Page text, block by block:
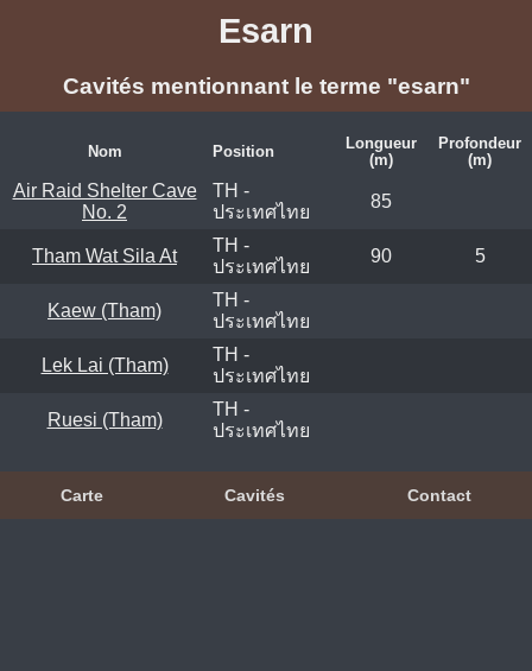
Esarn
Cavités mentionnant le terme "esarn"
Nom Position
Longueur
(m)
Profondeur
(m)
Air Raid Shelter Cave
No. 2
TH -
ประเทศไทย
85
Tham Wat Sila At
TH -
ประเทศไทย
90 5
Kaew (Tham)
TH -
ประเทศไทย
Lek Lai (Tham)
TH -
ประเทศไทย
Ruesi (Tham)
TH -
ประเทศไทย
Carte Cavités Contact